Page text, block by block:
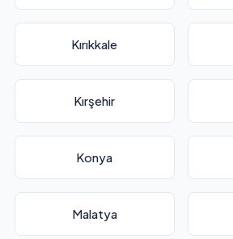
Kırıkkale
Kırşehir
Konya
Malatya